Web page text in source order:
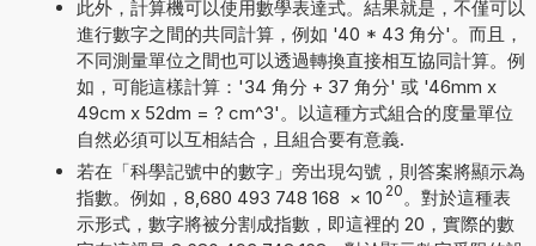
此外，計算機可以使用數學表達式。結果就是，不僅可以
進行數字之間的共同計算，例如 '40 * 43 角分'。而且，
不同測量單位之間也可以透過轉換直接相互協同計算。例
如，可能這樣計算：'34 角分 + 37 角分' 或 '46mm x
49cm x 52dm = ? cm^3'。以這種方式組合的度量單位
自然必須可以互相結合，且組合要有意義.
若在「科學記號中的數字」旁出現勾號，則答案將顯示為
指數。例如，8,680 493 748 168 × 10 20 。對於這種表
示形式，數字將被分割成指數，即這裡的 20，實際的數